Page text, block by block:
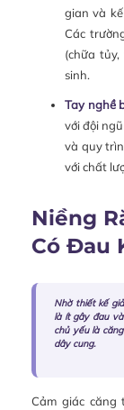
gian và
Các
(chữa
sinh.
Tay nghề
với đội
và quy
với chất
Niềng
Có Đau
Nhờ thiết kế
là ít gây đau
chủ yếu là
dây cung.
Cảm giác căng